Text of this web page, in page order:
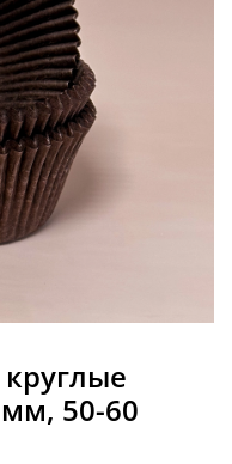
50-60